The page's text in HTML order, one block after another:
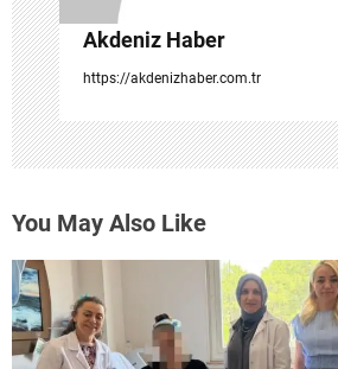
Akdeniz Haber
https://akdenizhaber.com.tr
You May Also Like